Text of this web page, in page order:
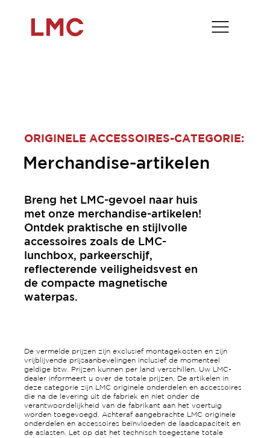
ORIGINELE ACCESSOIRES-CATEGORIE:
Merchandise-artikelen
Breng het LMC-gevoel naar huis
met onze merchandise-artikelen!
Ontdek praktische en stijlvolle
accessoires zoals de LMC-
lunchbox, parkeerschijf,
reflecterende veiligheidsvest en
de compacte magnetische
waterpas.
De vermelde prijzen zijn exclusief montagekosten en zijn
vrijblijvende prijsaanbevelingen inclusief de momenteel
geldige btw. Prijzen kunnen per land verschillen. Uw LMC-
dealer informeert u over de totale prijzen. De artikelen in
deze categorie zijn LMC originele onderdelen en accessoires
die na de levering uit de fabriek en niet onder de
verantwoordelijkheid van de fabrikant aan het voertuig
worden toegevoegd. Achteraf aangebrachte LMC originele
onderdelen en accessoires beïnvloeden de laadcapaciteit en
de aslasten. Let op dat het technisch toegestane totale